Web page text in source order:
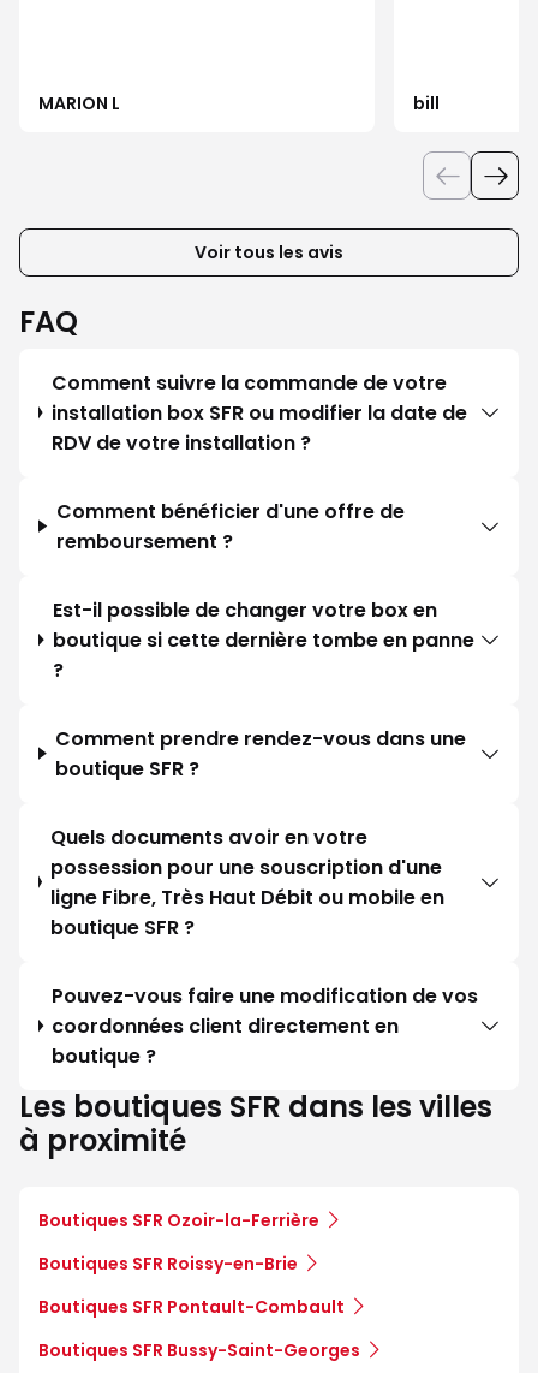
MARION L bill
Voir tous les avis
FAQ
Comment suivre la commande de votre
installation box SFR ou modifier la date de
RDV de votre installation ?
Comment bénéficier d'une offre de
remboursement ?
Est-il possible de changer votre box en
boutique si cette dernière tombe en panne
?
Comment prendre rendez-vous dans une
boutique SFR ?
Quels documents avoir en votre
possession pour une souscription d'une
ligne Fibre, Très Haut Débit ou mobile en
boutique SFR ?
Pouvez-vous faire une modification de vos
coordonnées client directement en
boutique ?
Les boutiques SFR dans les villes
à proximité
Boutiques SFR Ozoir-la-Ferrière
Boutiques SFR Roissy-en-Brie
Boutiques SFR Pontault-Combault
Boutiques SFR Bussy-Saint-Georges